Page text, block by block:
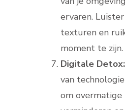
ervaren.
texturen en
moment te zijn.
Digitale Detox:
van
om